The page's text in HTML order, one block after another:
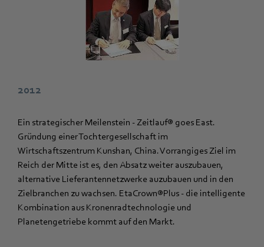
2012
Ein strategischer Meilenstein - Zeitlauf® goes East.
Gründung einer Tochtergesellschaft im
Wirtschaftszentrum Kunshan, China. Vorrangiges Ziel im
Reich der Mitte ist es, den Absatz weiter auszubauen,
alternative Lieferantennetzwerke auzubauen und in den
Zielbranchen zu wachsen. EtaCrown®Plus - die intelligente
Kombination aus Kronenradtechnologie und
Planetengetriebe kommt auf den Markt.